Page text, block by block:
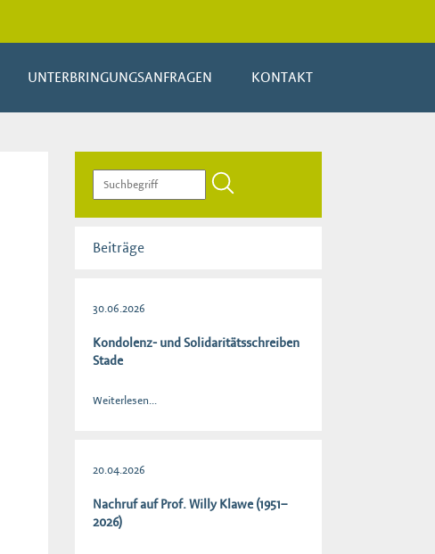
UNTERBRINGUNGSANFRAGEN KONTAKT
Beiträge
30.06.2026
Kondolenz- und Solidaritätsschreiben
Stade
Weiterlesen...
20.04.2026
Nachruf auf Prof. Willy Klawe (1951–
2026)